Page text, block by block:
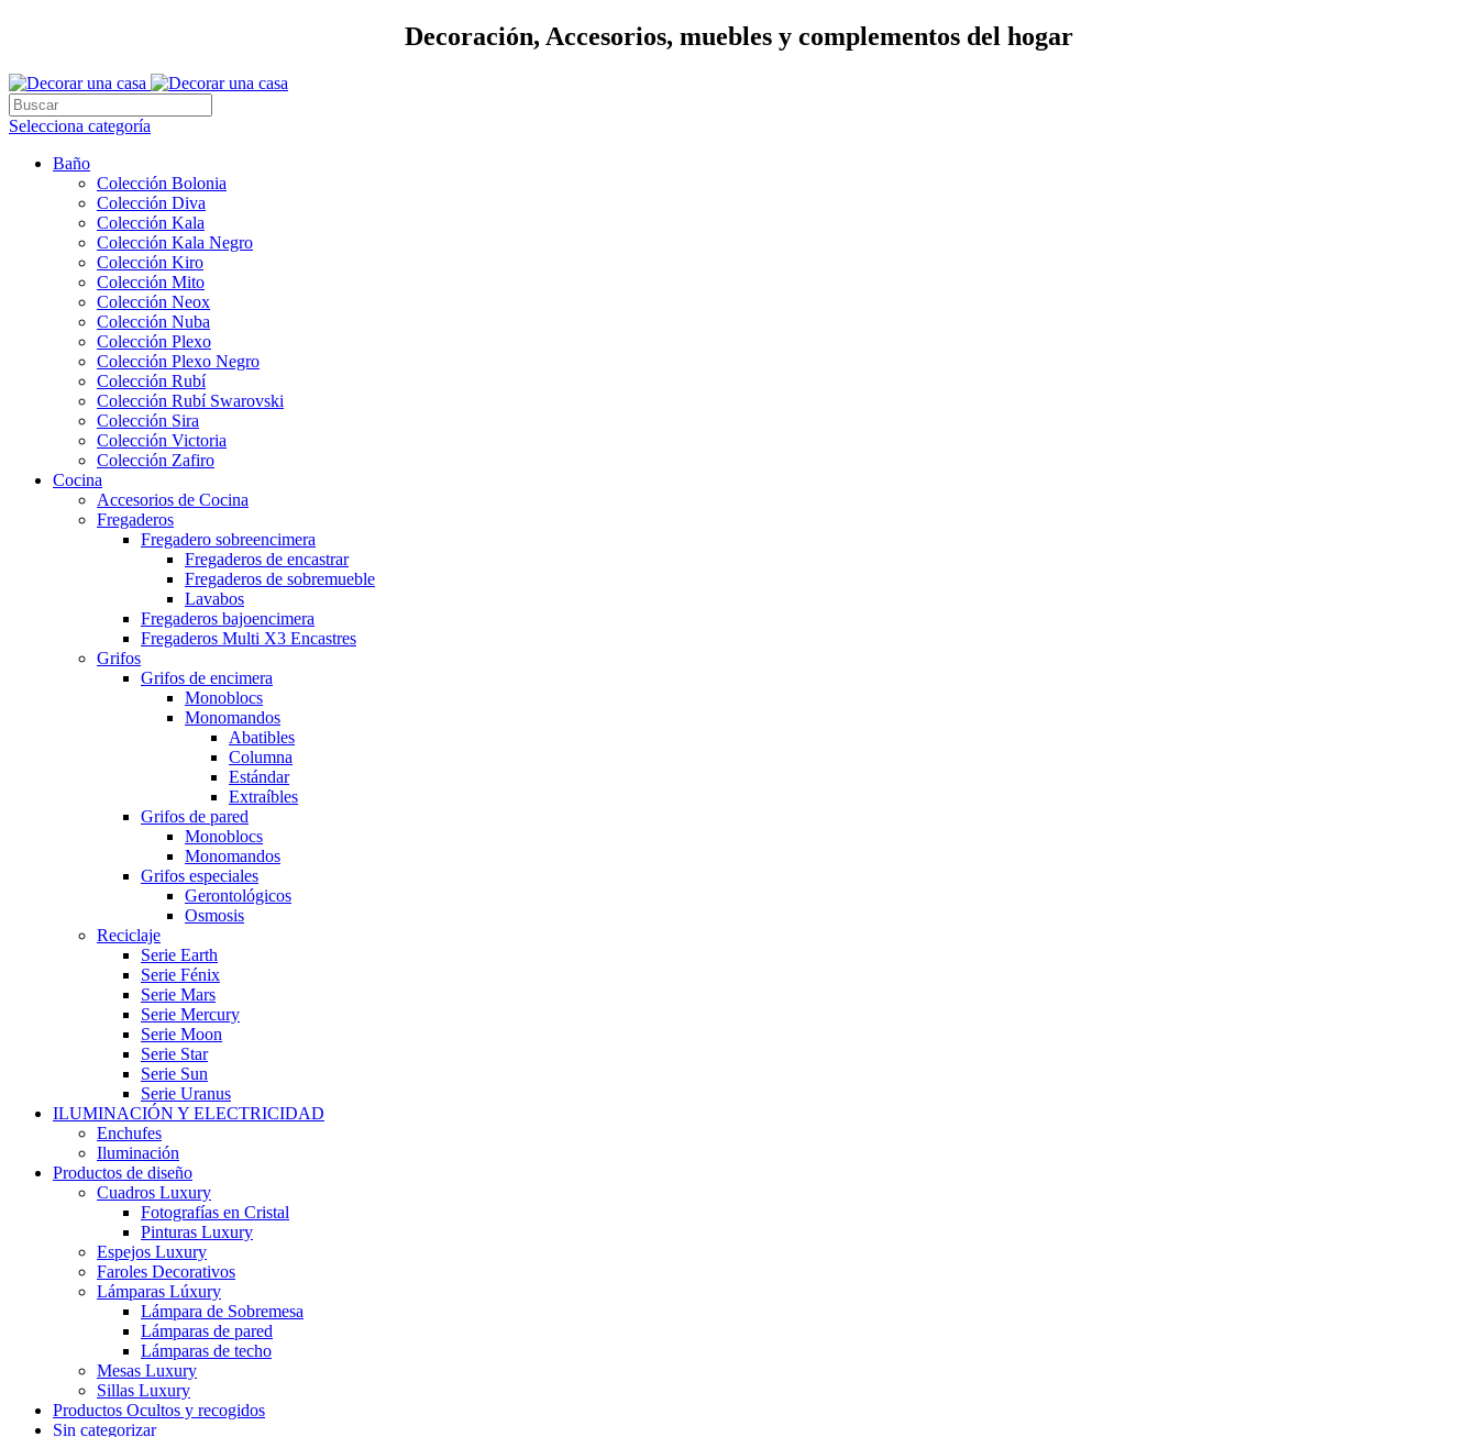
Decoración, Accesorios, muebles y complementos del hogar
Selecciona categoría
Baño
Colección Bolonia
Colección Diva
Colección Kala
Colección Kala Negro
Colección Kiro
Colección Mito
Colección Neox
Colección Nuba
Colección Plexo
Colección Plexo Negro
Colección Rubí
Colección Rubí Swarovski
Colección Sira
Colección Victoria
Colección Zafiro
Cocina
Accesorios de Cocina
Fregaderos
Fregadero sobreencimera
Fregaderos de encastrar
Fregaderos de sobremueble
Lavabos
Fregaderos bajoencimera
Fregaderos Multi X3 Encastres
Grifos
Grifos de encimera
Monoblocs
Monomandos
Abatibles
Columna
Estándar
Extraíbles
Grifos de pared
Monoblocs
Monomandos
Grifos especiales
Gerontológicos
Osmosis
Reciclaje
Serie Earth
Serie Fénix
Serie Mars
Serie Mercury
Serie Moon
Serie Star
Serie Sun
Serie Uranus
ILUMINACIÓN Y ELECTRICIDAD
Enchufes
Iluminación
Productos de diseño
Cuadros Luxury
Fotografías en Cristal
Pinturas Luxury
Espejos Luxury
Faroles Decorativos
Lámparas Lúxury
Lámpara de Sobremesa
Lámparas de pared
Lámparas de techo
Mesas Luxury
Sillas Luxury
Productos Ocultos y recogidos
Sin categorizar